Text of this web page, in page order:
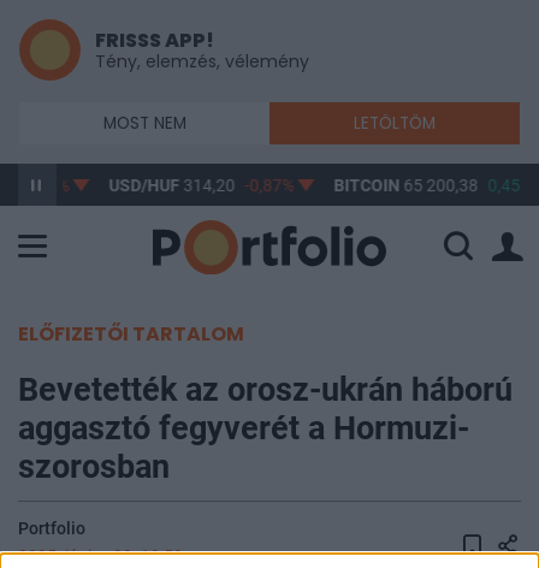
FRISSS APP!
Tény, elemzés, vélemény
MOST NEM LETÖLTÖM
-0,61% USD/HUF314,20 -0,87% BITCOIN65 200,38 0,45%
ELŐFIZETŐI TARTALOM
Bevetették az orosz-ukrán háború
aggasztó fegyverét a Hormuzi-
szorosban
Portfolio
2025. június 23. 12:52